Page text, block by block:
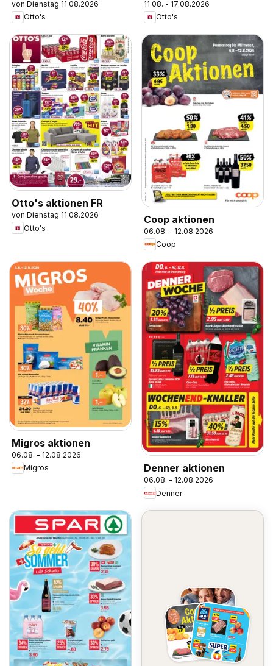
von Dienstag 11.08.2026
Otto's
11.08. - 17.08.2026
Otto's
Otto's aktionen FR
von Dienstag 11.08.2026
Otto's
Coop aktionen
06.08. - 12.08.2026
Coop
Migros aktionen
06.08. - 12.08.2026
Migros
Denner aktionen
06.08. - 12.08.2026
Denner